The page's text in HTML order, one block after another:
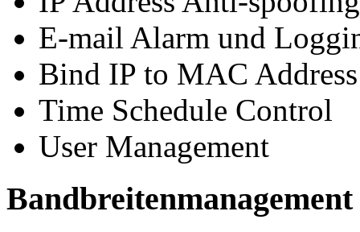
E-mail Alarm und
Bind IP to MAC Address
Time Schedule Control
User Management
Bandbreitenmanagement